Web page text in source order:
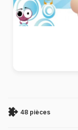
48 pièces